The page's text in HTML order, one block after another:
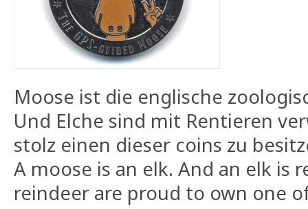
Moose ist die englische
Und Elche sind mit Rentieren
stolz einen dieser coins zu
A moose is an elk. And an elk is
reindeer are proud to own one